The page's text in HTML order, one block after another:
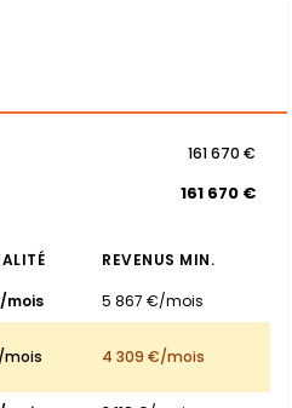
161 670 €
161 670 €
REVENUS MIN.
mois
5 867 €/mois
mois 4 309 €/mois